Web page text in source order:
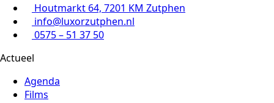
Houtmarkt 64, 7201 KM Zutphen
info@luxorzutphen.nl
0575 – 51 37 50
Actueel
Agenda
Films